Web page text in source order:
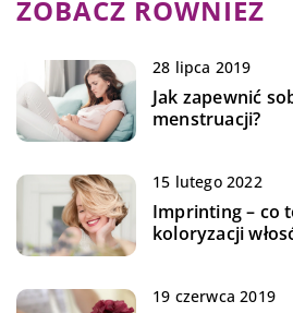
ZOBACZ RÓWNIEŻ
28 lipca 2019
Jak zapewnić
menstruacji?
15 lutego 2022
Imprinting – co
koloryzacji
19 czerwca 2019